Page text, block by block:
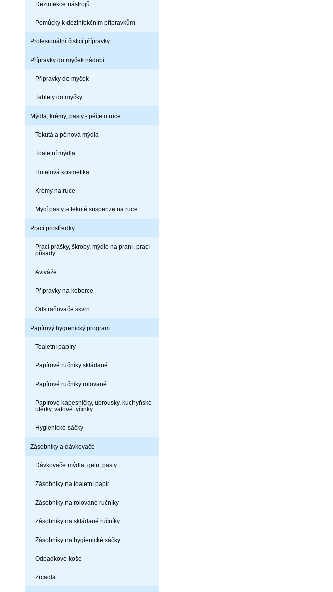
Dezinfekce nástrojů
Pomůcky k dezinfekčním přípravkům
Profesionální čisticí přípravky
Přípravky do myček nádobí
Připravky do myček
Tablety do myčky
Mýdla, krémy, pasty - péče o ruce
Tekutá a pěnová mýdla
Toaletní mýdla
Hotelová kosmetika
Krémy na ruce
Mycí pasty a tekuté suspenze na ruce
Prací prostředky
Prací prášky, škroby, mýdlo na praní, prací
přísady
Aviváže
Přípravky na koberce
Odstraňovače skvrn
Papírový hygienický program
Toaletní papíry
Papírové ručníky skládané
Papírové ručníky rolované
Papírové kapesníčky, ubrousky, kuchyňské
utěrky, vatové tyčinky
Hygienické sáčky
Zásobníky a dávkovače
Dávkovače mýdla, gelu, pasty
Zásobníky na toaletní papír
Zásobníky na rolované ručníky
Zásobníky na skládané ručníky
Zásobníky na hygienické sáčky
Odpadkové koše
Zrcadla